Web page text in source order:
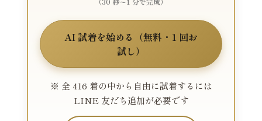
AI 試着を始める（無料・1 回お
試し）
※ 全 416 着の中から自由に試着するには
LINE 友だち追加が必要です